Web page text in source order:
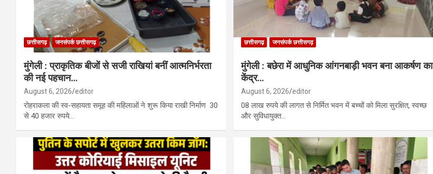
छत्तीसगढ़ जनसंपर्क छत्तीसगढ़
मुंगेली : प्राकृतिक बीजों से सजी राखियां बनीं आत्मनिर्भरता
की नई पहचान…
August 6, 2026 editor
रोहराकला की स्व-सहायता समूह की महिलाओं ने शुरू किया राखी निर्माण 30
से 40 हजार रुपये…
छत्तीसगढ़ जनसंपर्क छत्तीसगढ़
मुंगेली : बछेरा में आधुनिक आंगनबाड़ी भवन बना आकर्षण का
केंद्र…
August 6, 2026 editor
08 लाख रुपये की लागत से निर्मित भवन में बच्चों को मिला सुरक्षित, स्वच्छ
और सुविधायुक्त…